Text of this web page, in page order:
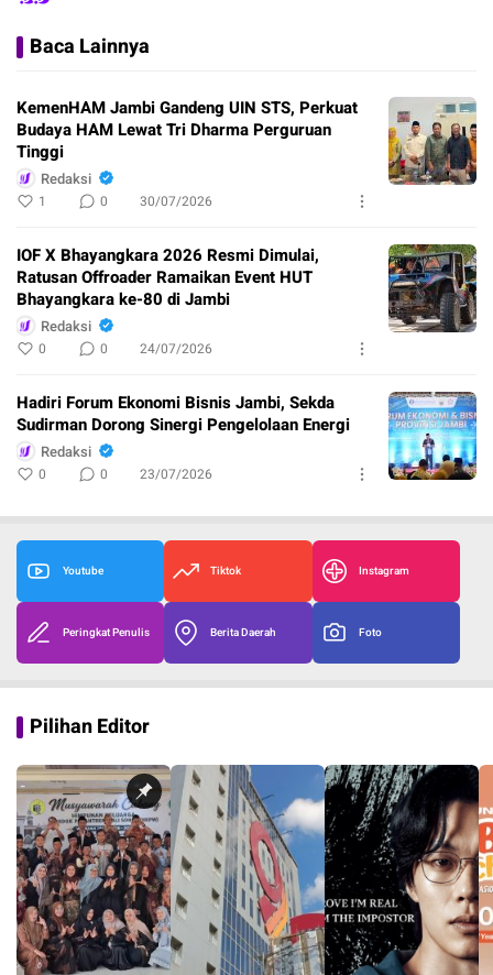
Baca Lainnya
KemenHAM Jambi Gandeng UIN STS, Perkuat
Budaya HAM Lewat Tri Dharma Perguruan
Tinggi
Redaksi
1 0 30/07/2026
IOF X Bhayangkara 2026 Resmi Dimulai,
Ratusan Offroader Ramaikan Event HUT
Bhayangkara ke-80 di Jambi
Redaksi
0 0 24/07/2026
Hadiri Forum Ekonomi Bisnis Jambi, Sekda
Sudirman Dorong Sinergi Pengelolaan Energi
Redaksi
0 0 23/07/2026
Youtube Tiktok Instagram
Peringkat Penulis Berita Daerah Foto
Pilihan Editor